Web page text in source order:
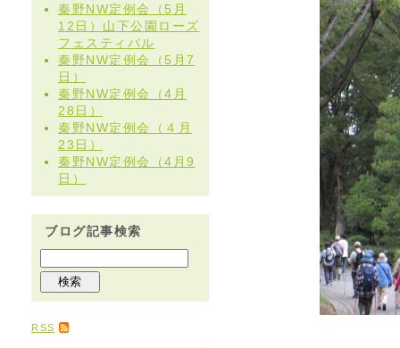
秦野NW定例会（5月
12日）山下公園ローズ
フェスティバル
秦野NW定例会（5月7
日）
秦野NW定例会（4月
28日）
秦野NW定例会（４月
23日）
秦野NW定例会（4月9
日）
ブログ記事検索
RSS